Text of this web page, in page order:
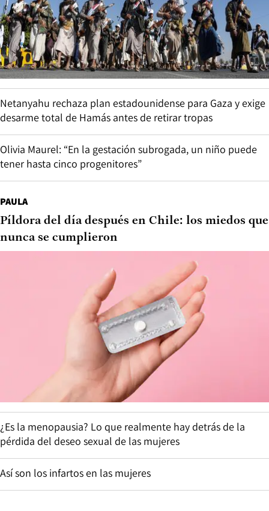
Netanyahu rechaza plan estadounidense para Gaza y exige
desarme total de Hamás antes de retirar tropas
Olivia Maurel: “En la gestación subrogada, un niño puede
tener hasta cinco progenitores”
PAULA
Píldora del día después en Chile: los miedos que
nunca se cumplieron
¿Es la menopausia? Lo que realmente hay detrás de la
pérdida del deseo sexual de las mujeres
Así son los infartos en las mujeres